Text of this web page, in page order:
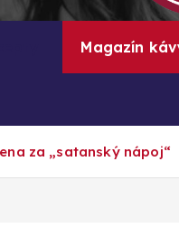
Kávové recepty,
Magazín
za „satanský nápoj“